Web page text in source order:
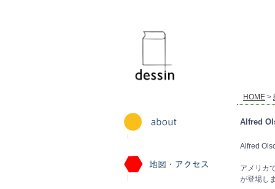
HOME >
Alfred
Alfred
アメリカ
が登場し